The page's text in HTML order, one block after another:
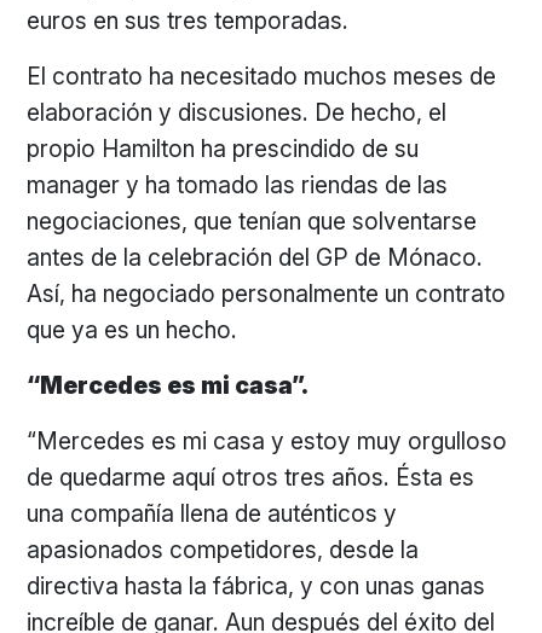
euros en sus tres temporadas.
El contrato ha necesitado muchos meses de
elaboración y discusiones. De hecho, el
propio Hamilton ha prescindido de su
manager y ha tomado las riendas de las
negociaciones, que tenían que solventarse
antes de la celebración del GP de Mónaco.
Así, ha negociado personalmente un contrato
que ya es un hecho.
“Mercedes es mi casa”.
“Mercedes es mi casa y estoy muy orgulloso
de quedarme aquí otros tres años. Ésta es
una compañía llena de auténticos y
apasionados competidores, desde la
directiva hasta la fábrica, y con unas ganas
increíble de ganar. Aun después del éxito del